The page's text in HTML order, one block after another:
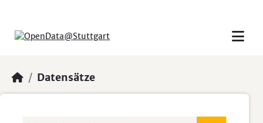
Datensätze